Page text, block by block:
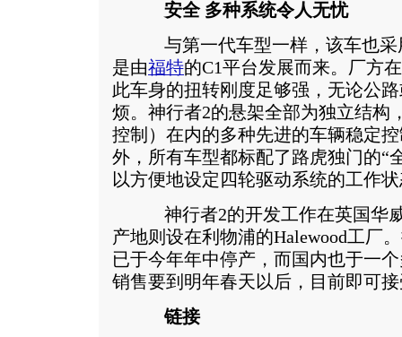
安全 多种系统令人无忧
与第一代车型一样，该车也采
是由福特的C1平台发展而来。厂方
此车身的扭转刚度足够强，无论公
烦。神行者2的悬架全部为独立结构
控制）在内的多种先进的车辆稳定
外，所有车型都标配了路虎独门的“
以方便地设定四轮驱动系统的工作
神行者2的开发工作在英国华威
产地则设在利物浦的Halewood工厂
已于今年年中停产，而国内也于一
销售要到明年春天以后，目前即可
链接